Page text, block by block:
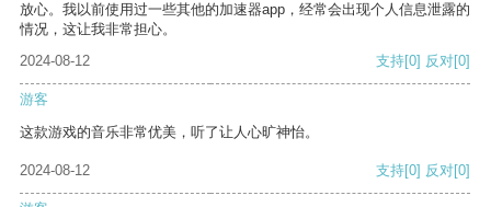
放心。我以前使用过一些其他的加速器app，经常会出现个人信息泄露的
情况，这让我非常担心。
2024-08-12
支持[0] 反对[0]
游客
这款游戏的音乐非常优美，听了让人心旷神怡。
2024-08-12 支持[0] 反对[0]